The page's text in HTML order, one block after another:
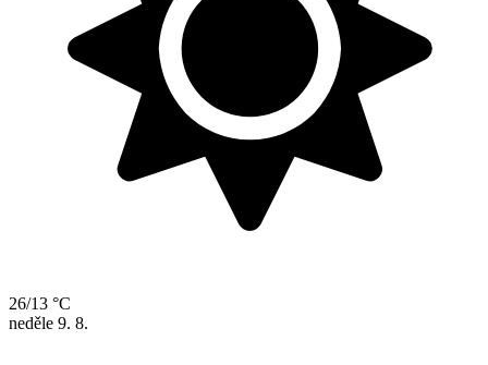
26/13 °C
neděle 9. 8.